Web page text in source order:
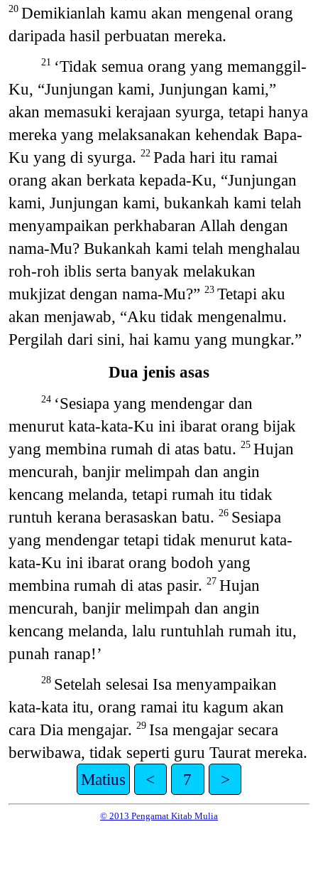
20 Demikianlah kamu akan mengenal orang
daripada hasil perbuatan mereka.
21 ‘Tidak semua orang yang memanggil-
Ku, “Junjungan kami, Junjungan kami,”
akan memasuki kerajaan syurga, tetapi hanya
mereka yang melaksanakan kehendak Bapa-
Ku yang di syurga. 22 Pada hari itu ramai
orang akan berkata kepada-Ku, “Junjungan
kami, Junjungan kami, bukankah kami telah
menyampaikan perkhabaran Allah dengan
nama-Mu? Bukankah kami telah menghalau
roh-roh iblis serta banyak melakukan
mukjizat dengan nama-Mu?” 23 Tetapi aku
akan menjawab, “Aku tidak mengenalmu.
Pergilah dari sini, hai kamu yang mungkar.”
Dua jenis asas
24 ‘Sesiapa yang mendengar dan
menurut kata-kata-Ku ini ibarat orang bijak
yang membina rumah di atas batu. 25 Hujan
mencurah, banjir melimpah dan angin
kencang melanda, tetapi rumah itu tidak
runtuh kerana berasaskan batu. 26 Sesiapa
yang mendengar tetapi tidak menurut kata-
kata-Ku ini ibarat orang bodoh yang
membina rumah di atas pasir. 27 Hujan
mencurah, banjir melimpah dan angin
kencang melanda, lalu runtuhlah rumah itu,
punah ranap!’
28 Setelah selesai Isa menyampaikan
kata-kata itu, orang ramai itu kagum akan
cara Dia mengajar. 29 Isa mengajar secara
berwibawa, tidak seperti guru Taurat mereka.
Matius
< 7 >
© 2013 Pengamat Kitab Mulia